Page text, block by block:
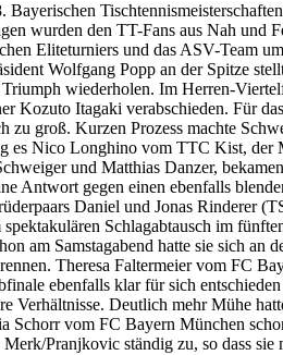
wurden den TT-Fans aus Nah und
Eliteturniers und das ASV-Team
Wolfgang Popp an der Spitze
wiederholen. Im Herren-
Kozuto Itagaki verabschieden. Für
zu groß. Kurzen Prozess machte
es Nico Longhino vom TTC Kist, der
und Matthias Danzer,
Antwort gegen einen ebenfalls
Daniel und Jonas Rinderer
spektakulären Schlagabtausch im
am Samstagabend hatte sie sich
Theresa Faltermeier vom FC
ebenfalls klar für sich
Verhältnisse. Deutlich mehr Mühe
Schorr vom FC Bayern München
Pranjkovic ständig zu, so dass